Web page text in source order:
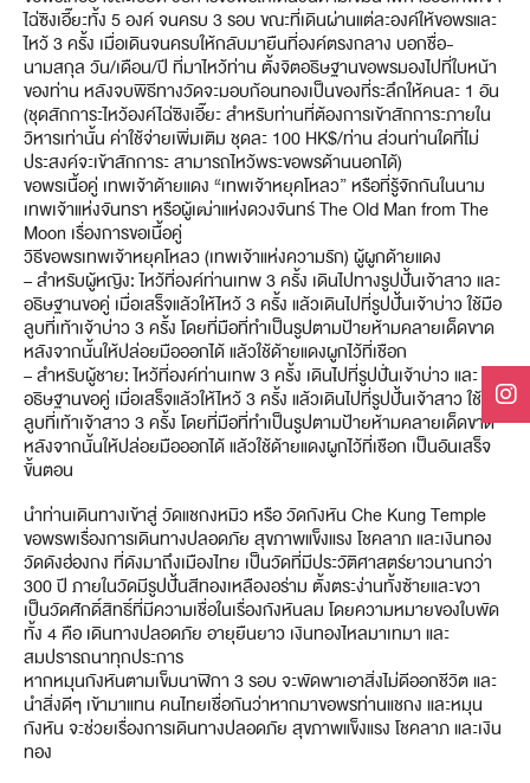
ไฉ่ซิงเอี๊ยะทั้ง 5 องค์ จนครบ 3 รอบ ขณะที่เดินผ่านแต่ละองค์ให้ขอพรและ
ไหว้ 3 ครั้ง เมื่อเดินจนครบให้กลับมายืนที่องค์ตรงกลาง บอกชื่อ-
นามสกุล วัน/เดือน/ปี ที่มาไหว้ท่าน ตั้งจิตอธิษฐานขอพรมองไปที่ใบหน้า
ของท่าน หลังจบพิธีทางวัดจะมอบก้อนทองเป็นของที่ระลึกให้คนละ 1 อัน
(ชุดสักการะไหว้องค์ไฉ่ซิงเอี๊ยะ สำหรับท่านที่ต้องการเข้าสักการะภายใน
วิหารเท่านั้น ค่าใช้จ่ายเพิ่มเติม ชุดละ 100 HK$/ท่าน ส่วนท่านใดที่ไม่
ประสงค์จะเข้าสักการะ สามารถไหว้พระขอพรด้านนอกได้)
ขอพรเนื้อคู่ เทพเจ้าด้ายแดง “เทพเจ้าหยุคโหลว” หรือที่รู้จักกันในนาม
เทพเจ้าแห่งจันทรา หรือผู้เฒ่าแห่งดวงจันทร์ The Old Man from The
Moon เรื่องการขอเนื้อคู่
วิธีขอพรเทพเจ้าหยุคโหลว (เทพเจ้าแห่งความรัก) ผู้ผูกด้ายแดง
– สำหรับผู้หญิง: ไหว้ที่องค์ท่านเทพ 3 ครั้ง เดินไปทางรูปปั้นเจ้าสาว และ
อธิษฐานขอคู่ เมื่อเสร็จแล้วให้ไหว้ 3 ครั้ง แล้วเดินไปที่รูปปั้นเจ้าบ่าว ใช้มือ
ลูบที่เท้าเจ้าบ่าว 3 ครั้ง โดยที่มือที่ทำเป็นรูปตามป้ายห้ามคลายเด็ดขาด
หลังจากนั้นให้ปล่อยมือออกได้ แล้วใช้ด้ายแดงผูกไว้ที่เชือก
– สำหรับผู้ชาย: ไหว้ที่องค์ท่านเทพ 3 ครั้ง เดินไปที่รูปปั่นเจ้าบ่าว และ
อธิษฐานขอคู่ เมื่อเสร็จแล้วให้ไหว้ 3 ครั้ง แล้วเดินไปที่รูปปั้นเจ้าสาว ใช้มือ
ลูบที่เท้าเจ้าสาว 3 ครั้ง โดยที่มือที่ทำเป็นรูปตามป้ายห้ามคลายเด็ดขาด
หลังจากนั้นให้ปล่อยมือออกได้ แล้วใช้ด้ายแดงผูกไว้ที่เชือก เป็นอันเสร็จ
ขั้นตอน
นำท่านเดินทางเข้าสู่ วัดแชกงหมิว หรือ วัดกังหัน Che Kung Temple
ขอพรพเรื่องการเดินทางปลอดภัย สุขภาพแข็งแรง โชคลาภ และเงินทอง
วัดดังฮ่องกง ที่ดังมาถึงเมืองไทย เป็นวัดที่มีประวัติศาสตร์ยาวนานกว่า
300 ปี ภายในวัดมีรูปปั้นสีทองเหลืองอร่าม ตั้งตระง่านทั้งซ้ายและขวา
เป็นวัดศักดิ์สิทธิ์ที่มีความเชื่อในเรื่องกังหันลม โดยความหมายของใบพัด
ทั้ง 4 คือ เดินทางปลอดภัย อายุยืนยาว เงินทองไหลมาเทมา และ
สมปรารถนาทุกประการ
หากหมุนกังหันตามเข็มนาฬิกา 3 รอบ จะพัดพาเอาสิ่งไม่ดีออกชีวิต และ
นำสิ่งดีๆ เข้ามาแทน คนไทยเชื่อกันว่าหากมาขอพรท่านแชกง และหมุน
กังหัน จะช่วยเรื่องการเดินทางปลอดภัย สุขภาพแข็งแรง โชคลาภ และเงิน
ทอง